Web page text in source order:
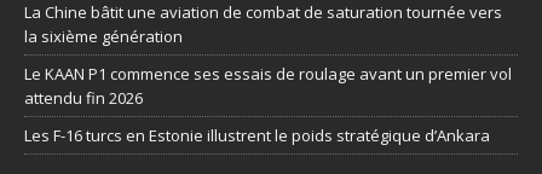
La Chine bâtit une aviation de combat de saturation tournée vers
la sixième génération
Le KAAN P1 commence ses essais de roulage avant un premier vol
attendu fin 2026
Les F-16 turcs en Estonie illustrent le poids stratégique d’Ankara